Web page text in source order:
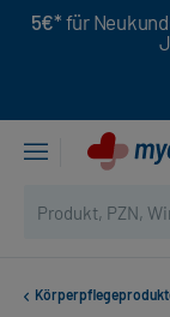
5€* für